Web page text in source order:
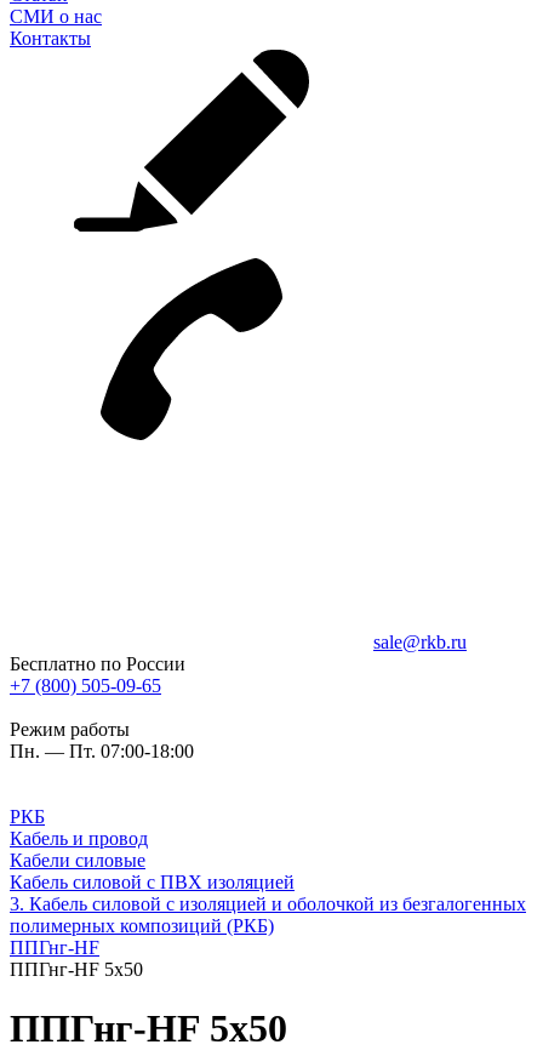
СМИ о нас
Контакты
sale@rkb.ru
Бесплатно по России
+7 (800) 505-09-65
Режим работы
Пн. — Пт. 07:00-18:00
РКБ
Кабель и провод
Кабели силовые
Кабель силовой с ПВХ изоляцией
3. Кабель силовой с изоляцией и оболочкой из безгалогенных
полимерных композиций (РКБ)
ППГнг-HF
ППГнг-HF 5х50
ППГнг-HF 5х50